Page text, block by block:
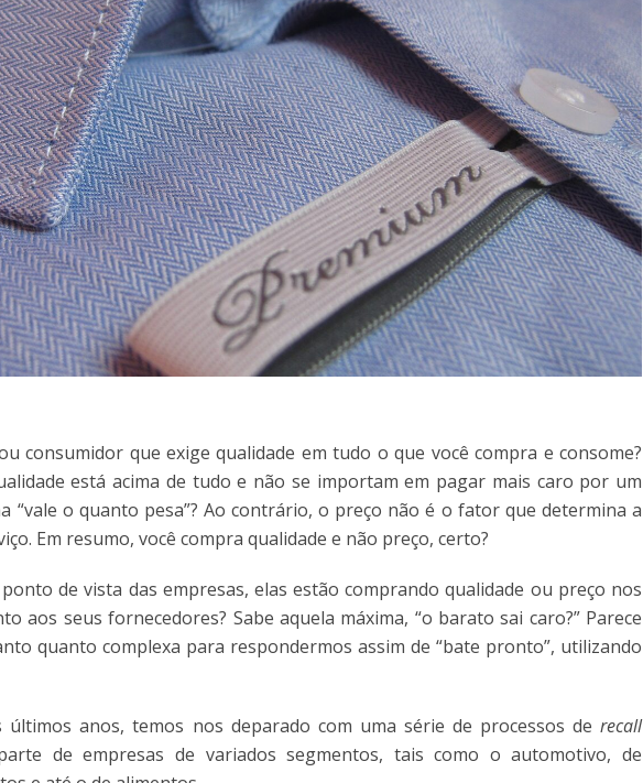
consumidor que exige qualidade em tudo o que você compra e consome?
está acima de tudo e não se importam em pagar mais caro por um
“vale o quanto pesa”? Ao contrário, o preço não é o fator que determina a
Em resumo, você compra qualidade e não preço, certo?
de vista das empresas, elas estão comprando qualidade ou preço nos
aos seus fornecedores? Sabe aquela máxima, “o barato sai caro?” Parece
quanto complexa para respondermos assim de “bate pronto”, utilizando
anos, temos nos deparado com uma série de processos de recall
de empresas de variados segmentos, tais como o automotivo, de